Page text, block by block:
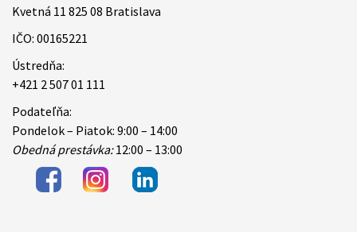
Kvetná 11 825 08 Bratislava
IČO: 00165221
Ústredňa:
+421 2 507 01 111
Podateľňa:
Pondelok – Piatok: 9:00 – 14:00
Obedná prestávka:12:00 – 13:00